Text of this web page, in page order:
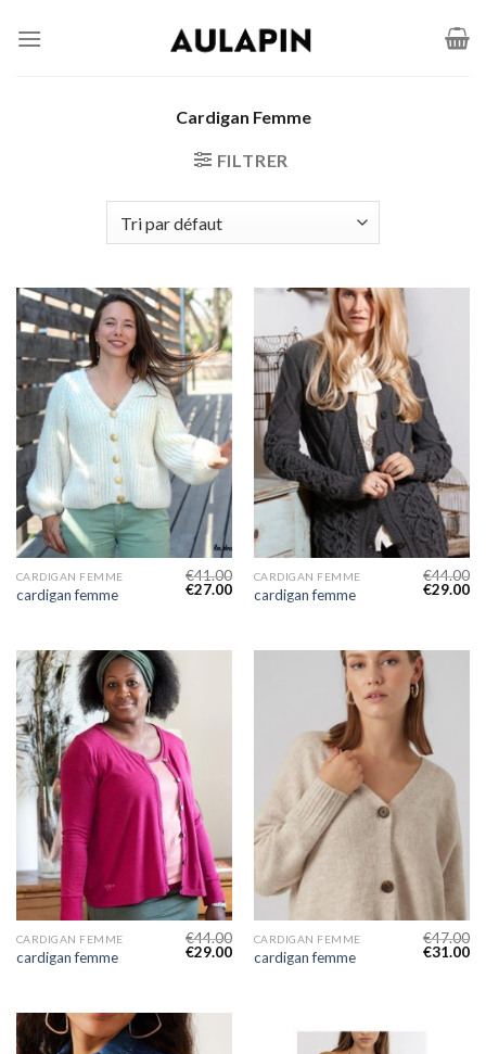
Cardigan Femme
FILTRER
CARDIGAN FEMME
cardigan femme
€41.00
€27.00
CARDIGAN FEMME
cardigan femme
€44.00
€29.00
CARDIGAN FEMME
cardigan femme
€44.00
€29.00
CARDIGAN FEMME
cardigan femme
€47.00
€31.00